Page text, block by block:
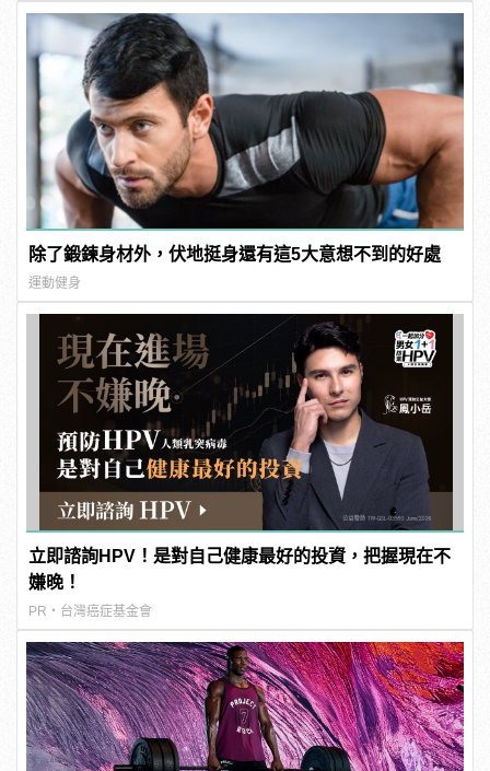
除了鍛鍊身材外，伏地挺身還有這5大意想不到的好處
運動健身
立即諮詢HPV！是對自己健康最好的投資，把握現在不
嫌晚！
PR・台灣癌症基金會